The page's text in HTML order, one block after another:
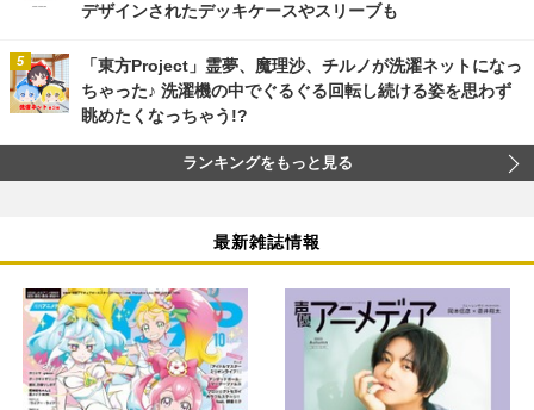
デザインされたデッキケースやスリーブも
「東方Project」霊夢、魔理沙、チルノが洗濯ネットになっ
ちゃった♪ 洗濯機の中でぐるぐる回転し続ける姿を思わず
眺めたくなっちゃう!?
ランキングをもっと見る
最新雑誌情報